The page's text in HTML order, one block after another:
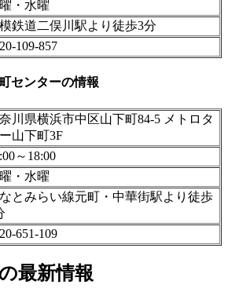
・水曜
鉄道二俣川駅より徒歩3分
109-857
センターの情報
川県横浜市中区山下町84-5 メトロタ
山下町3F
～18:00
・水曜
とみらい線元町・中華街駅より徒歩
651-109
最新情報